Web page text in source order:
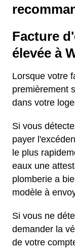
Facture
élevée à
Lorsque votre
premièrement
dans votre
Si vous
payer
le plus
eaux une
plomberie a
modèle à
Si vous ne
demander la
de votre